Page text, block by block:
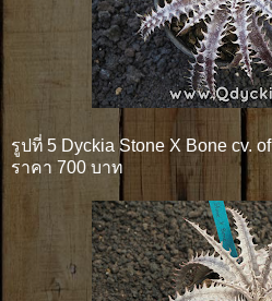
รูปที่ 5 Dyckia Stone X Bone cv.
ราคา 700 บาท